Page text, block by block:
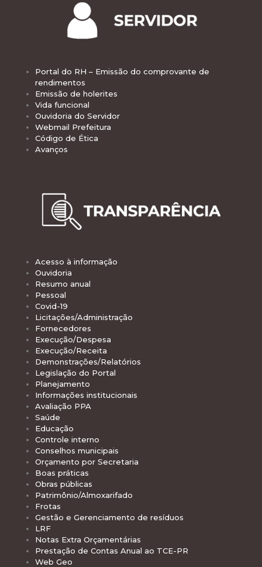
Portal do RH – Emissão do comprovante de
rendimentos
Emissão de holerites
Vida funcional
Ouvidoria do Servidor
Webmail Prefeitura
Código de Ética
Avanços
Acesso à informação
Ouvidoria
Resumo anual
Pessoal
Covid-19
Licitações/Administração
Fornecedores
Execução/Despesa
Execução/Receita
Demonstrações/Relatórios
Legislação do Portal
Planejamento
Informações institucionais
Avaliação PPA
Saúde
Educação
Controle interno
Conselhos municipais
Orçamento por Secretaria
Boas práticas
Obras públicas
Patrimônio/Almoxarifado
Frotas
Gestão e Gerenciamento de resíduos
LRF
Notas Extra Orçamentárias
Prestação de Contas Anual ao TCE-PR
Web Geo